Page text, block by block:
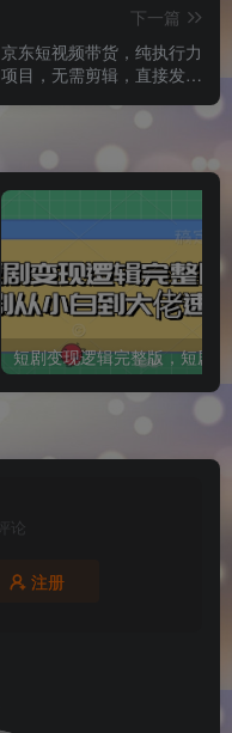
下一篇
京东短视频带货，纯执行力
项目，无需剪辑，直接发布
论
注册